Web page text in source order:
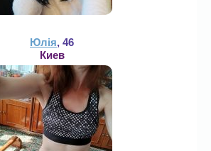
Юлія, 46
Киев